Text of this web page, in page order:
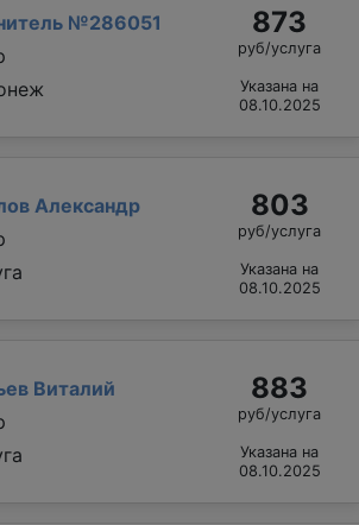
№286051
873
руб/услуга
Указана на
08.10.2025
Александр
803
руб/услуга
Указана на
08.10.2025
Виталий
883
руб/услуга
Указана на
08.10.2025